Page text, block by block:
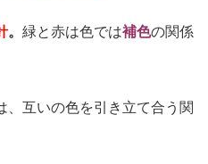
。 緑と赤は色では補色の関係
、互いの色を引き立て合う関